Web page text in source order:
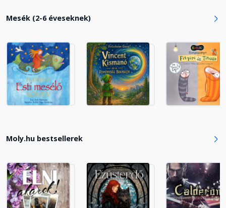
17. fejezet
Fejezet hossza: 00:09:19
18. fejezet
Fejezet hossza: 00:10:34
Mesék (2-6 éveseknek)
Moly.hu bestsellerek